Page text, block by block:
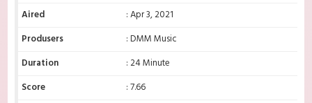
Aired
: Apr 3, 2021
Produsers
: DMM Music
Duration
: 24 Minute
Score
: 7.66